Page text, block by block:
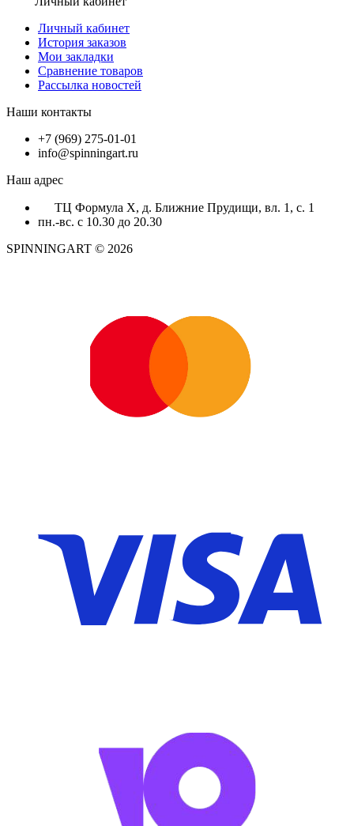
Личный кабинет
История заказов
Мои закладки
Сравнение товаров
Рассылка новостей
Наши контакты
+7 (969) 275-01-01
info@spinningart.ru
Наш адрес
ТЦ Формула X, д. Ближние Прудищи, вл. 1, с. 1
пн.-вс. с 10.30 до 20.30
SPINNINGART © 2026